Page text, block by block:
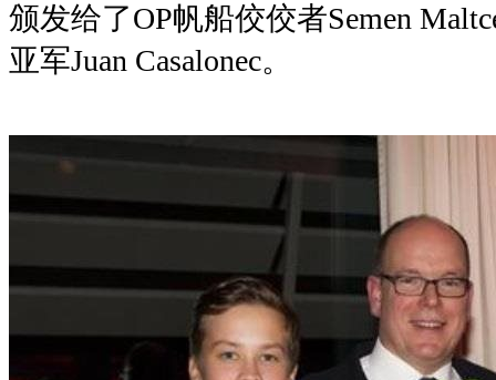
颁发给了OP帆船佼佼者Semen
亚军Juan Casalonec。